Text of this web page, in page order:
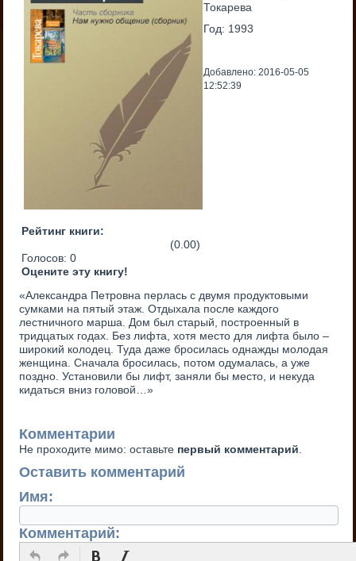
Рейтинг книги:
(0.00)
Голосов:0
Оцените эту книгу!
Токарева
Год: 1993
Добавлено: 2016-05-05
12:52:39
«Александра Петровна перлась с двумя продуктовыми
сумками на пятый этаж. Отдыхала после каждого
лестничного марша. Дом был старый, построенный в
тридцатых годах. Без лифта, хотя место для лифта было –
широкий колодец. Туда даже бросилась однажды молодая
женщина. Сначала бросилась, потом одумалась, а уже
поздно. Установили бы лифт, заняли бы место, и некуда
кидаться вниз головой…»
Комментарии
Не проходите мимо: оставьте первый комментарий
Оставить комментарий
Имя:
Комментарий: